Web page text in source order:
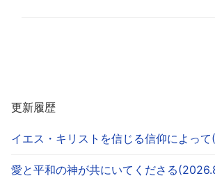
更新履歴
イエス・キリストを信じる信仰によっ
愛と平和の神が共にいてくださる